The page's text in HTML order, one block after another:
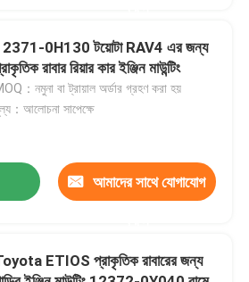
0H130 টয়োটা RAV4 এর জন্য
রাবার রিয়ার কার ইঞ্জিন মাউন্টিং
：নমুনা বা ট্রায়াল অর্ডার গ্রহণ করা হয়
：আলোচনা সাপেক্ষে
আমাদের সাথে যোগাযোগ
ETIOS প্রাকৃতিক রাবারের জন্য